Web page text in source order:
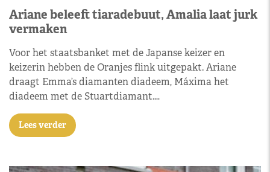
Ariane beleeft tiaradebuut, Amalia laat jurk
vermaken
Voor het staatsbanket met de Japanse keizer en
keizerin hebben de Oranjes flink uitgepakt. Ariane
draagt Emma’s diamanten diadeem, Máxima het
diadeem met de Stuartdiamant.…
Lees verder